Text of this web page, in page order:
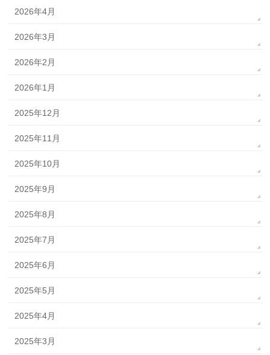
2026年4月
2026年3月
2026年2月
2026年1月
2025年12月
2025年11月
2025年10月
2025年9月
2025年8月
2025年7月
2025年6月
2025年5月
2025年4月
2025年3月